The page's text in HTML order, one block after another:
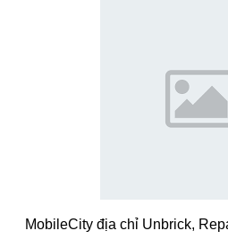
MobileCity địa chỉ Unbrick,